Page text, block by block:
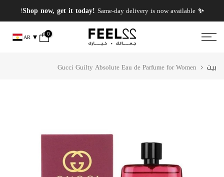
انتقل
إلى
المحتوى
✨ Shop now, get it today!
Same-day delivery is now available!
0
AR
بيت Gucci Guilty Absolute Eau de Parfume for Women